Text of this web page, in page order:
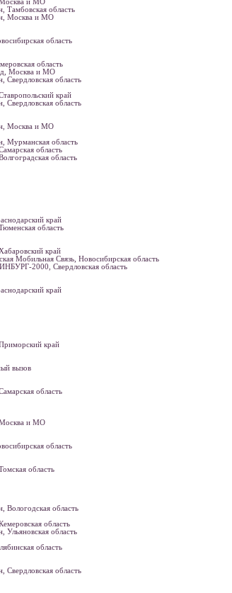
и МО
Тамбовская область
Москва и МО
область
область
Москва и МО
Свердловская область
край
Свердловская область
Москва и МО
Мурманская область
область
область
край
область
край
Мобильная Связь, Новосибирская область
2000, Свердловская область
край
край
вызов
область
и МО
область
область
Вологодская область
область
Ульяновская область
область
Свердловская область